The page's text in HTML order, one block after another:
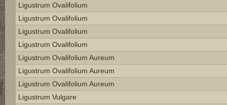
Ligustrum Ovalifolium
Ligustrum Ovalifolium
Ligustrum Ovalifolium
Ligustrum Ovalifolium
Ligustrum Ovalifolium Aureum
Ligustrum Ovalifolium Aureum
Ligustrum Ovalifolium Aureum
Ligustrum Vulgare